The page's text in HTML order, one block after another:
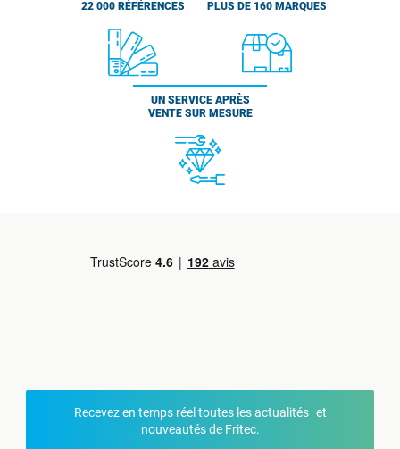
22 000 RÉFÉRENCES
PLUS DE 160 MARQUES
UN SERVICE APRÈS
VENTE SUR MESURE
Recevez en temps réel toutes les actualités et
nouveautés de Fritec.